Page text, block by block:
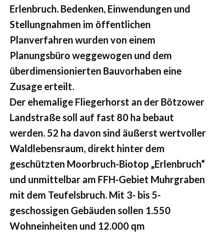
Erlenbruch. Bedenken, Einwendungen und
Stellungnahmen im öffentlichen
Planverfahren wurden von einem
Planungsbüro weggewogen und dem
überdimensionierten Bauvorhaben eine
Zusage erteilt.
Der ehemalige Fliegerhorst an der Bötzower
Landstraße soll auf fast 80 ha bebaut
werden. 52 ha davon sind äußerst wertvoller
Waldlebensraum, direkt hinter dem
geschützten Moorbruch-Biotop „Erlenbruch“
und unmittelbar am FFH-Gebiet Muhrgraben
mit dem Teufelsbruch. Mit 3- bis 5-
geschossigen Gebäuden sollen 1.550
Wohneinheiten und 12.000 qm